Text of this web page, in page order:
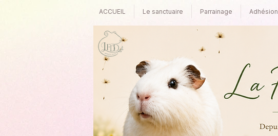
ACCUEIL Le sanctuaire Parrainage Adhésion